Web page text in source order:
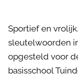
Sportief en
sleutelwoorden
opgesteld voor
basisschool